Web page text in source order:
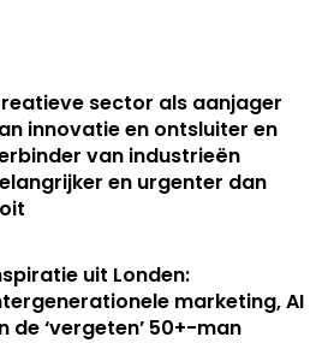
sector als aanjager
innovatie en ontsluiter en
van industrieën
en urgenter dan
uit Londen:
marketing, AI
de ‘vergeten’ 50+-man